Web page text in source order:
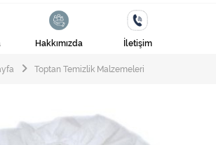
Hakkımızda İletişim
Toptan Temizlik Malzemeleri